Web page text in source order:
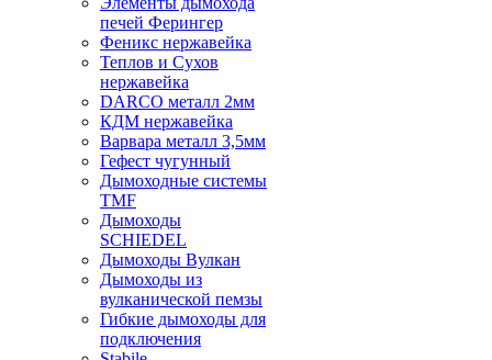
печей Ферингер
Феникс нержавейка
Теплов и Сухов
нержавейка
DARCO металл 2мм
КДМ нержавейка
Варвара металл 3,5мм
Гефест чугунный
Дымоходные системы
TMF
Дымоходы
SCHIEDEL
Дымоходы Вулкан
Дымоходы из
вулканической пемзы
Гибкие дымоходы для
подключения